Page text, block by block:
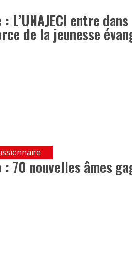
L’UNAJECI entre
de la jeunesse
: 70 nouvelles âmes